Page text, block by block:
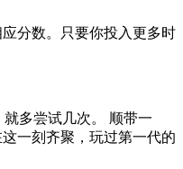
分数。只要你投入更多时
多尝试几次。 顺带一
一刻齐聚，玩过第一代的